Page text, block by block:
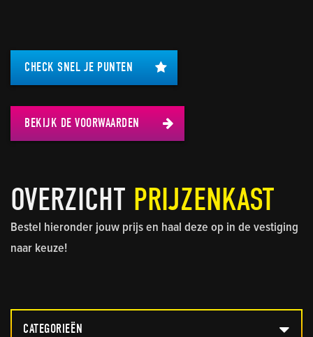
CHECK SNEL JE PUNTEN
BEKIJK DE VOORWAARDEN
OVERZICHT PRIJZENKAST
Bestel hieronder jouw prijs en haal deze op in de vestiging
naar keuze!
CATEGORIEËN